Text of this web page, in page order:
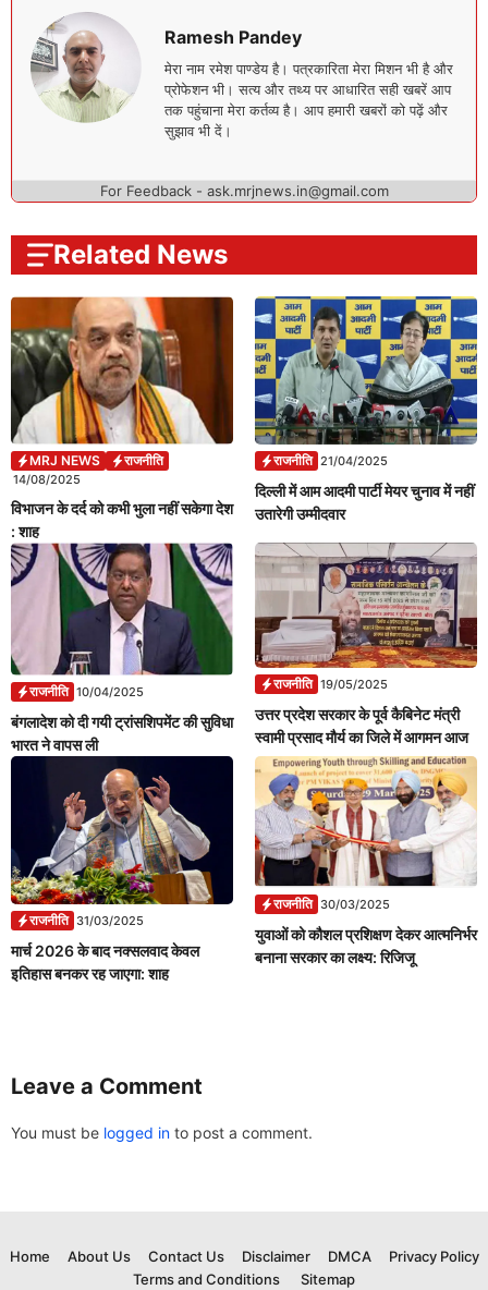
Ramesh Pandey
मेरा नाम रमेश पाण्डेय है। पत्रकारिता मेरा मिशन भी है और
प्रोफेशन भी। सत्य और तथ्य पर आधारित सही खबरें आप
तक पहुंचाना मेरा कर्तव्य है। आप हमारी खबरों को पढ़ें और
सुझाव भी दें।
For Feedback - ask.mrjnews.in@gmail.com
Related News
MRJ NEWS राजनीति
14/08/2025
विभाजन के दर्द को कभी भुला नहीं सकेगा देश
: शाह
राजनीति 21/04/2025
दिल्ली में आम आदमी पार्टी मेयर चुनाव में नहीं
उतारेगी उम्मीदवार
राजनीति 10/04/2025
बंगलादेश को दी गयी ट्रांसशिपमेंट की सुविधा
भारत ने वापस ली
राजनीति 19/05/2025
उत्तर प्रदेश सरकार के पूर्व कैबिनेट मंत्री
स्वामी प्रसाद मौर्य का जिले में आगमन आज
राजनीति 31/03/2025
मार्च 2026 के बाद नक्सलवाद केवल
इतिहास बनकर रह जाएगा: शाह
राजनीति 30/03/2025
युवाओं को कौशल प्रशिक्षण देकर आत्मनिर्भर
बनाना सरकार का लक्ष्य: रिजिजू
Leave a Comment
You must be logged in to post a comment.
Home About Us Contact Us Disclaimer DMCA
Privacy Policy
Terms and Conditions
Sitemap